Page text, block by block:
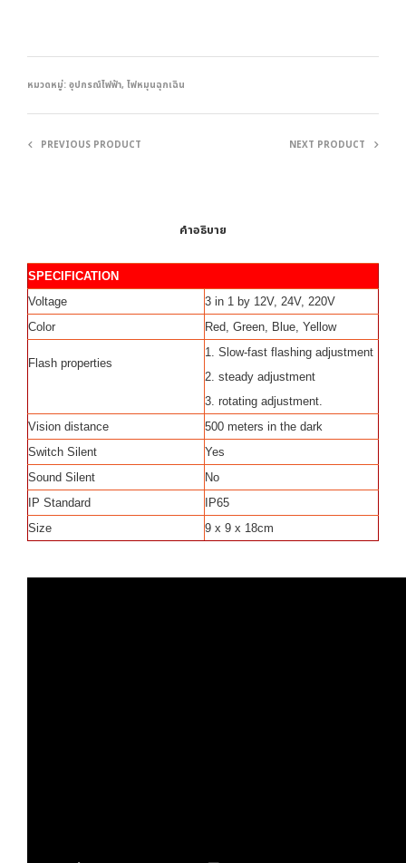
หมวดหมู่:อุปกรณ์ไฟฟ้า, ไฟหมุนฉุกเฉิน
PREVIOUS PRODUCT NEXT PRODUCT
คำอธิบาย
SPECIFICATION
Voltage
3 in 1 by 12V, 24V, 220V
Color
Red, Green, Blue, Yellow
Flash properties
1. Slow-fast flashing adjustment
2. steady adjustment
3. rotating adjustment.
Vision distance
500 meters in the dark
Switch Silent
Yes
Sound Silent
No
IP Standard
IP65
Size
9 x 9 x 18cm